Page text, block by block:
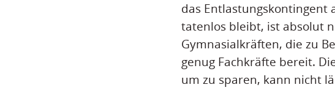
das Entlastungskontingent
tatenlos bleibt, ist absolut
Gymnasialkräften, die zu
genug Fachkräfte bereit.
um zu sparen, kann nicht